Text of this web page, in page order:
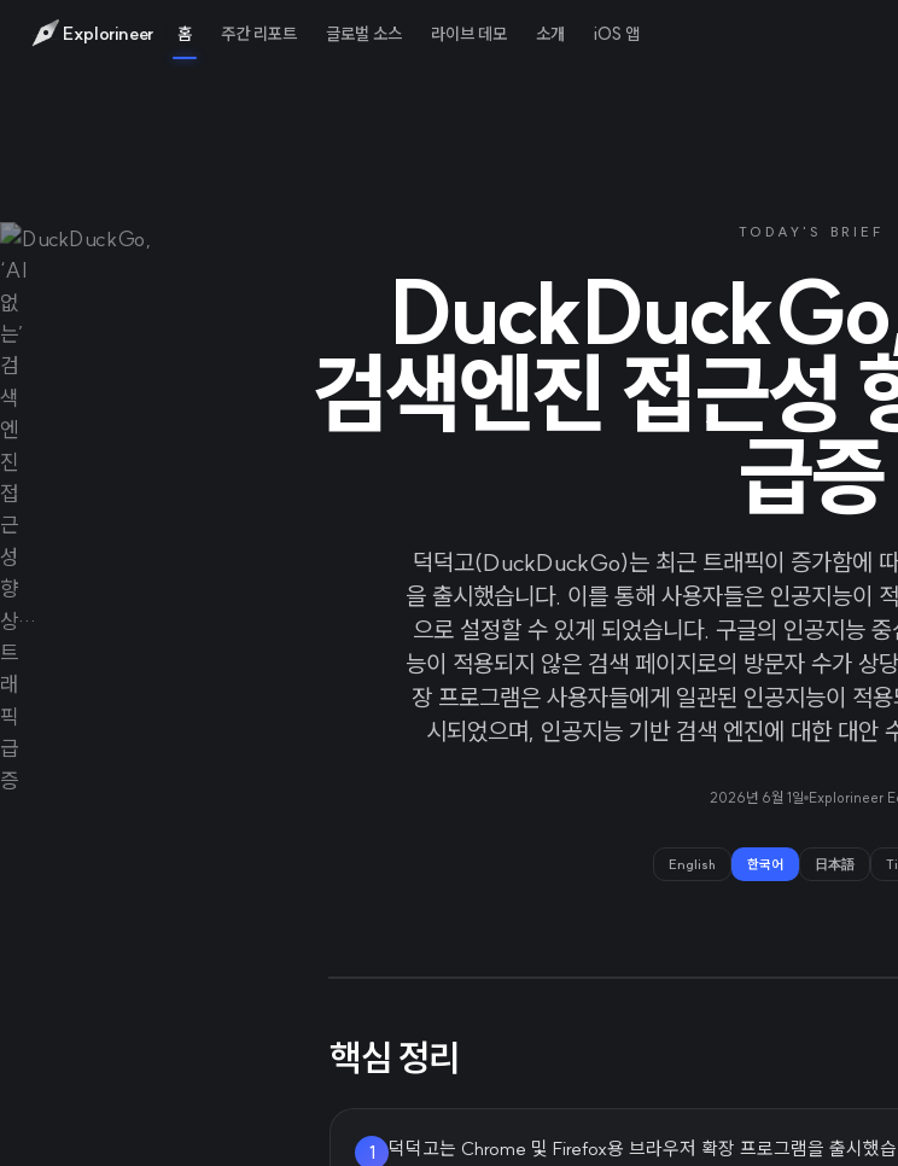
Explorineer 홈 주간 리포트 글로벌 소스 라이브 데모 소개 iOS 앱
TODAY'S BRIEF
검색엔진 접근성
급증
덕덕고(DuckDuckGo)는 최근 트래픽이 증가함에
을 출시했습니다. 이를 통해 사용자들은 인공지능이
으로 설정할 수 있게 되었습니다. 구글의 인공지능
능이 적용되지 않은 검색 페이지로의 방문자 수가 상
장 프로그램은 사용자들에게 일관된 인공지능이 적
시되었으며, 인공지능 기반 검색 엔진에 대한 대안
2026년 6월 1일 Explorineer
English 한국어 日本語
핵심 정리
1 덕덕고는 Chrome 및 Firefox용 브라우저 확장 프로그램을 출시했